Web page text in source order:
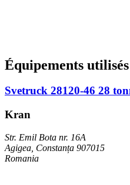
Équipements utilisés
Svetruck 28120-46 28
Kran
Str. Emil Bota nr. 16A
Agigea, Constanța 907015
Romania